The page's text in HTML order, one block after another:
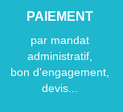
PAIEMENT
par mandat
administratif,
bon d'engagement,
devis...